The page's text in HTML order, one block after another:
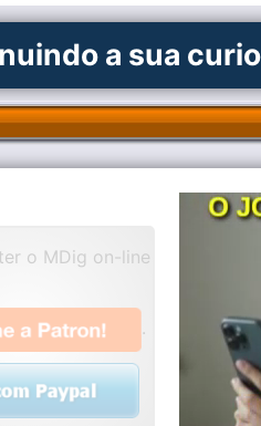
a sua
o MDig on-line
.